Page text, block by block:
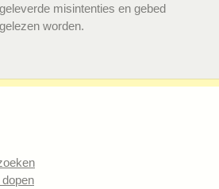
misintenties en gebed
worden.